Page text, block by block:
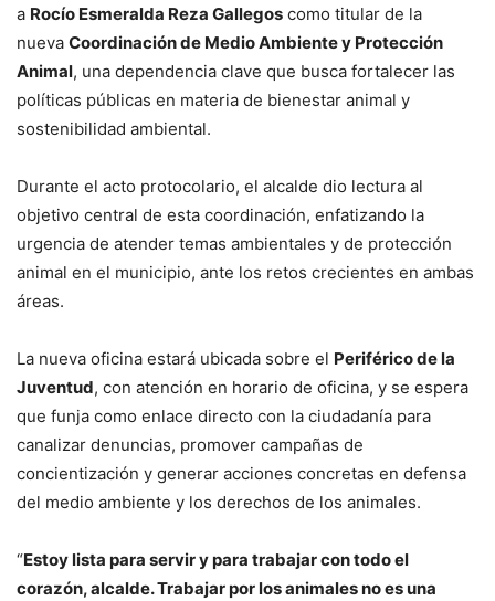
a Rocío Esmeralda Reza Gallegos como titular de la
nueva Coordinación de Medio Ambiente y Protección
Animal, una dependencia clave que busca fortalecer las
políticas públicas en materia de bienestar animal y
sostenibilidad ambiental.
Durante el acto protocolario, el alcalde dio lectura al
objetivo central de esta coordinación, enfatizando la
urgencia de atender temas ambientales y de protección
animal en el municipio, ante los retos crecientes en ambas
áreas.
La nueva oficina estará ubicada sobre el Periférico de la
Juventud, con atención en horario de oficina, y se espera
que funja como enlace directo con la ciudadanía para
canalizar denuncias, promover campañas de
concientización y generar acciones concretas en defensa
del medio ambiente y los derechos de los animales.
“Estoy lista para servir y para trabajar con todo el
corazón, alcalde. Trabajar por los animales no es una